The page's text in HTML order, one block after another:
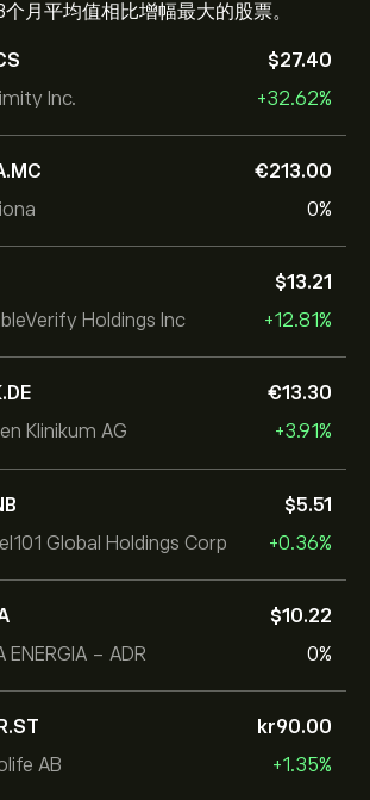
月平均值相比增幅最大的股票。
Inc.
‎$‎27.40
+32.62%
‎€‎213.00
0%
Holdings Inc
‎$‎13.21
+12.81%
Klinikum AG
‎€‎13.30
+3.91%
Global Holdings Corp
‎$‎5.51
+0.36%
ENERGIA - ADR
‎$‎10.22
0%
AB
‎kr‎90.00
+1.35%